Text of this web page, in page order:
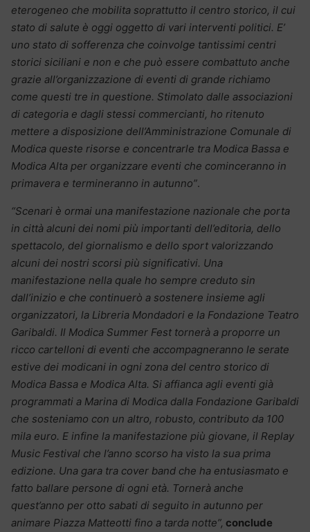
eterogeneo che mobilita soprattutto il centro storico, il cui
stato di salute è oggi oggetto di vari interventi politici. E’
uno stato di sofferenza che coinvolge tantissimi centri
storici siciliani e non e che può essere combattuto anche
grazie all’organizzazione di eventi di grande richiamo
come questi tre in questione. Stimolato dalle associazioni
di categoria e dagli stessi commercianti, ho ritenuto
mettere a disposizione dell’Amministrazione Comunale di
Modica queste risorse e concentrarle tra Modica Bassa e
Modica Alta per organizzare eventi che cominceranno in
primavera e termineranno in autunno”.
“Scenari è ormai una manifestazione nazionale che porta
in città alcuni dei nomi più importanti dell’editoria, dello
spettacolo, del giornalismo e dello sport valorizzando
alcuni dei nostri scorsi più significativi. Una
manifestazione nella quale ho sempre creduto sin
dall’inizio e che continuerò a sostenere insieme agli
organizzatori, la Libreria Mondadori e la Fondazione Teatro
Garibaldi. Il Modica Summer Fest tornerà a proporre un
ricco cartelloni di eventi che accompagneranno le serate
estive dei modicani in ogni zona del centro storico di
Modica Bassa e Modica Alta. Si affianca agli eventi già
programmati a Marina di Modica dalla Fondazione Garibaldi
che sosteniamo con un altro, robusto, contributo da 100
mila euro. E infine la manifestazione più giovane, il Replay
Music Festival che l’anno scorso ha visto la sua prima
edizione. Una gara tra cover band che ha entusiasmato e
fatto ballare persone di ogni età. Tornerà anche
quest’anno per otto sabati di seguito in autunno per
animare Piazza Matteotti fino a tarda notte”, conclude